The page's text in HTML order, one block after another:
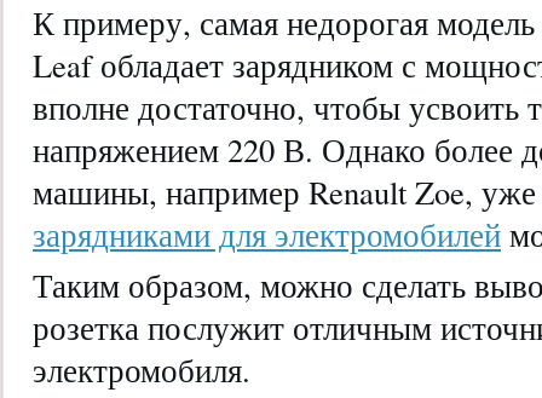
К примеру, самая недорогая
Leaf обладает зарядником с
вполне достаточно, чтобы усвоить
напряжением 220 В. Однако более
машины, например Renault Zoe,
зарядниками для электромобилей
Таким образом, можно сделать
розетка послужит отличным
электромобиля.